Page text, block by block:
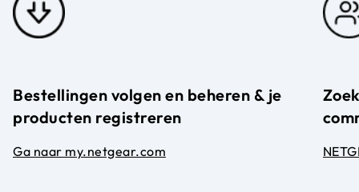
Bestellingen volgen en beheren & je
producten registreren
Ga naar my.netgear.com